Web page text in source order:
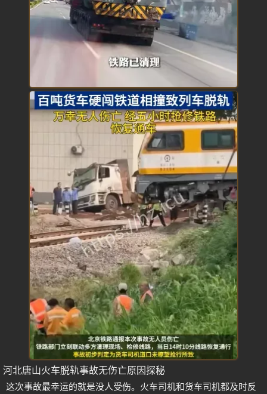
河北唐山火车脱轨事故无伤亡原因探秘
这次事故最幸运的就是没人受伤。火车司机和货车司机都及时反